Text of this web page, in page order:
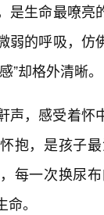
是生命最嘹
弱的呼吸，
”却格外清晰。
声，感受着怀
抱，是孩子
每一次换尿
。